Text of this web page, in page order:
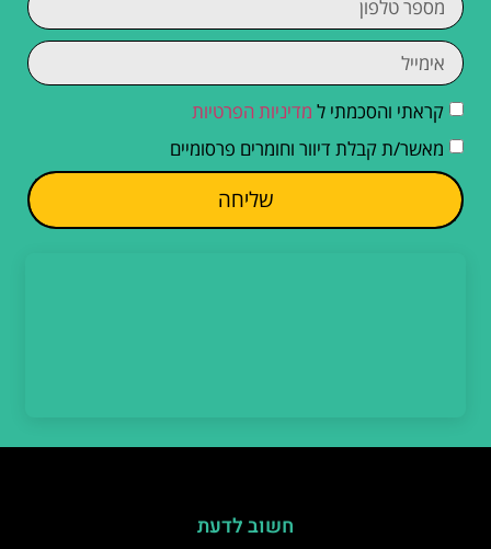
קראתי והסכמתי ל מדיניות הפרטיות
מאשר/ת קבלת דיוור וחומרים פרסומיים
שליחה
חשוב לדעת